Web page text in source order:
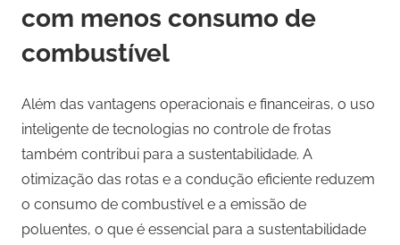
com menos consumo de
combustível
Além das vantagens operacionais e financeiras, o uso
inteligente de tecnologias no controle de frotas
também contribui para a sustentabilidade. A
otimização das rotas e a condução eficiente reduzem
o consumo de combustível e a emissão de
poluentes, o que é essencial para a sustentabilidade